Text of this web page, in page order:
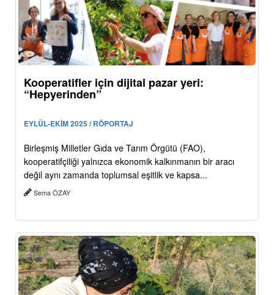
Kooperatifler için dijital pazar yeri:
“Hepyerinden”
EYLÜL-EKİM 2025 / RÖPORTAJ
Birleşmiş Milletler Gıda ve Tarım Örgütü (FAO),
kooperatifçiliği yalnızca ekonomik kalkınmanın bir aracı
değil aynı zamanda toplumsal eşitlik ve kapsa...
Sema ÖZAY